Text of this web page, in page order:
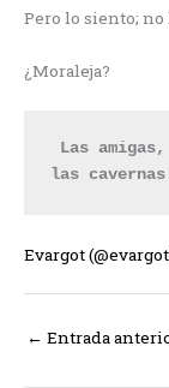
Pero lo siento;
¿Moraleja?
las
Evargot
← Entrada